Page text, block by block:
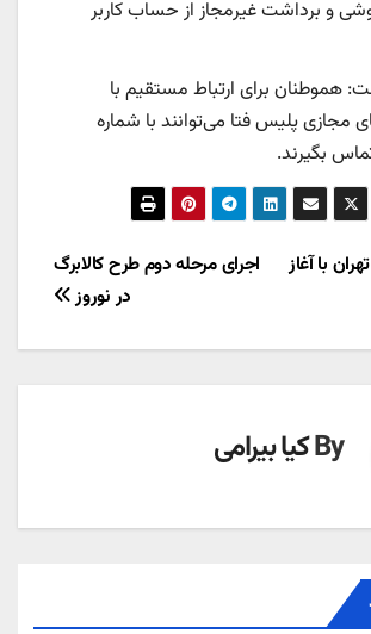
و برداشت غیرمجاز از حساب کاربر
هموطنان برای ارتباط مستقیم با
مجازی پلیس فتا می‌توانند با شماره
اجرای مرحله دوم طرح کالابرگ
در نوروز
با آغاز
Byکیا بیرامی